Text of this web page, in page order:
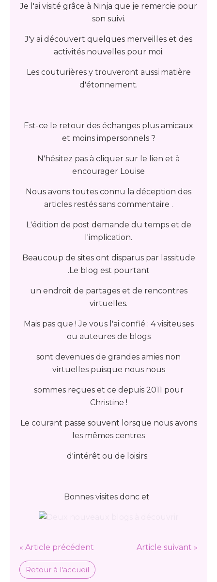
Je l'ai visité grâce à Ninja que je remercie pour
son suivi.
J'y ai découvert quelques merveilles et des
activités nouvelles pour moi.
Les couturières y trouveront aussi matière
d'étonnement.
Est-ce le retour des échanges plus amicaux
et moins impersonnels ?
N'hésitez pas à cliquer sur le lien et à
encourager Louise
Nous avons toutes connu la déception des
articles restés sans commentaire .
L'édition de post demande du temps et de
l'implication.
Beaucoup de sites ont disparus par lassitude
.Le blog est pourtant
un endroit de partages et de rencontres
virtuelles.
Mais pas que ! Je vous l'ai confié : 4 visiteuses
ou auteures de blogs
sont devenues de grandes amies non
virtuelles puisque nous nous
sommes reçues et ce depuis 2011 pour
Christine !
Le courant passe souvent lorsque nous avons
les mêmes centres
d'intérêt ou de loisirs.
Bonnes visites donc et
« Article précédent Article suivant »
Retour à l'accueil